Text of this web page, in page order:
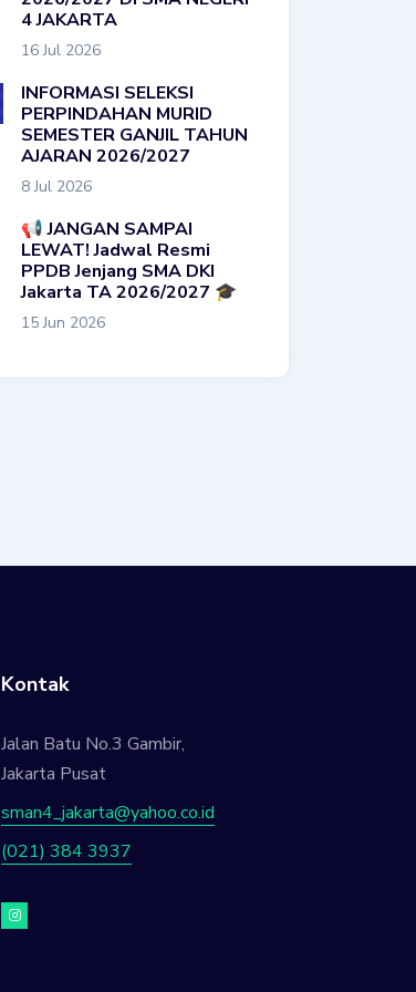
4 JAKARTA
16 Jul 2026
INFORMASI SELEKSI
PERPINDAHAN MURID
SEMESTER GANJIL TAHUN
AJARAN 2026/2027
8 Jul 2026
📢 JANGAN SAMPAI
LEWAT! Jadwal Resmi
PPDB Jenjang SMA DKI
Jakarta TA 2026/2027 🎓
15 Jun 2026
Kontak
Jalan Batu No.3 Gambir,
Jakarta Pusat
sman4_jakarta@yahoo.co.id
(021) 384 3937